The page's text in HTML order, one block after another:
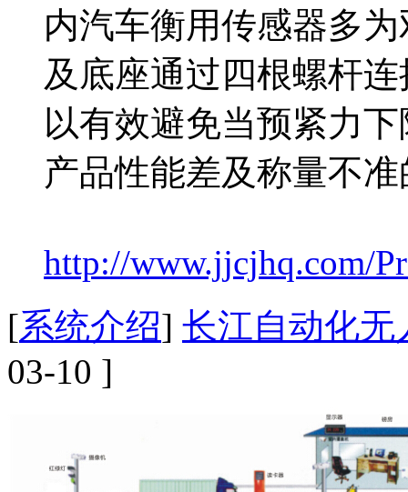
内汽车衡用传感器多
及底座通过四根螺杆
以有效避免当预紧力
产品性能差及称量不
http://www.jjcjhq.com/
[系统介绍] 长江自动化无
03-10 ]